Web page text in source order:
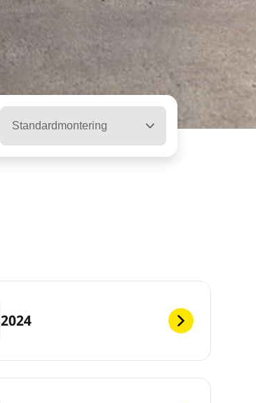
Standardmontering
2024